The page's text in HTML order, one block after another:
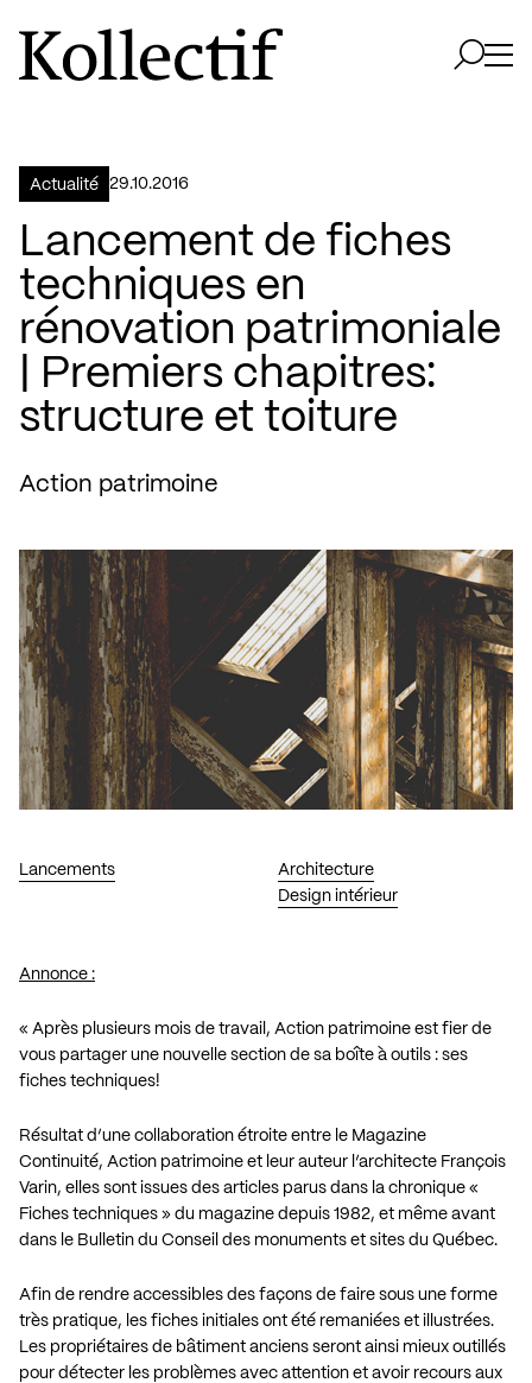
Aller à la page d'accueil
Logo Kollectif
Actualité 29.10.2016
Lancement de fiches
techniques en
rénovation patrimoniale
| Premiers chapitres:
structure et toiture
Action patrimoine
Lancements
Architecture
Design intérieur
Annonce :
« Après plusieurs mois de travail, Action patrimoine est fier de
vous partager une nouvelle section de sa boîte à outils : ses
fiches techniques!
Résultat d’une collaboration étroite entre le Magazine
Continuité, Action patrimoine et leur auteur l’architecte François
Varin, elles sont issues des articles parus dans la chronique «
Fiches techniques » du magazine depuis 1982, et même avant
dans le Bulletin du Conseil des monuments et sites du Québec.
Afin de rendre accessibles des façons de faire sous une forme
très pratique, les fiches initiales ont été remaniées et illustrées.
Les propriétaires de bâtiment anciens seront ainsi mieux outillés
pour détecter les problèmes avec attention et avoir recours aux